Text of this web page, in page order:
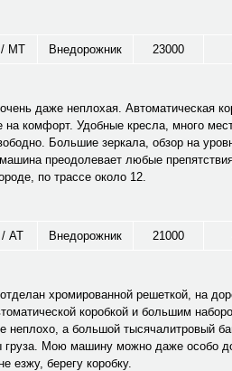
MT Внедорожник 23000
даже неплохая. Автоматическая
комфорт. Удобные кресла, много
Большие зеркала, обзор на
преодолевает любые
по трассе около 12.
AT Внедорожник 21000
хромированной решеткой, на
коробкой и большим
неплохо, а большой тысячалитровый
Мою машину можно даже особо
езжу, берегу коробку.